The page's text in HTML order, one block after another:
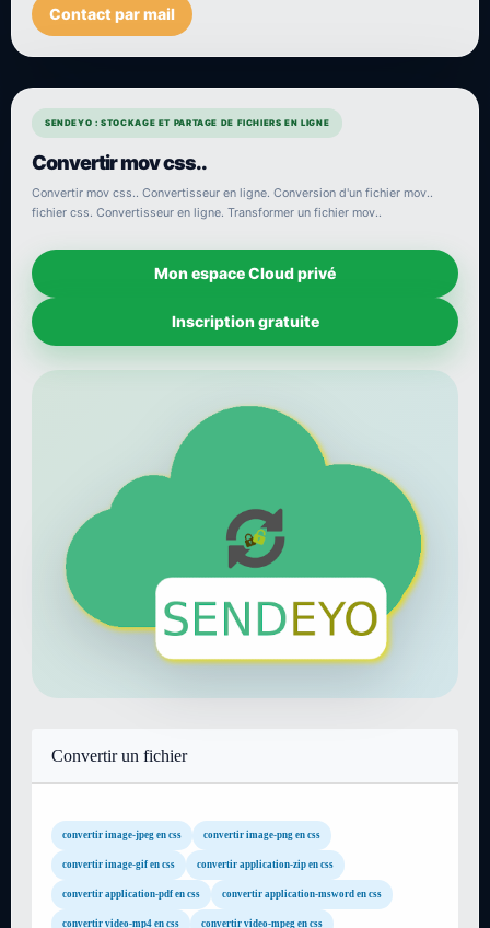
Contact par mail
SENDEYO : STOCKAGE ET PARTAGE DE FICHIERS EN LIGNE
Convertir mov css..
Convertir mov css.. Convertisseur en ligne. Conversion d'un fichier mov..
fichier css. Convertisseur en ligne. Transformer un fichier mov..
Mon espace Cloud privé
Inscription gratuite
Convertir un fichier
convertir image-jpeg en css convertir image-png en css
convertir image-gif en css convertir application-zip en css
convertir application-pdf en css convertir application-msword en css
convertir video-mp4 en css convertir video-mpeg en css